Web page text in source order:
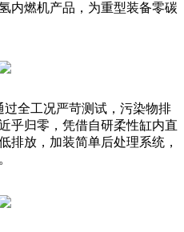
内燃机产品，为重型装备零碳
过全工况严苛测试，污染物排
乎归零，凭借自研柔性缸内直
排放，加装简单后处理系统，